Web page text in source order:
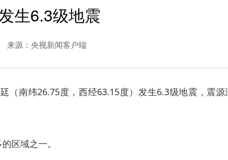
生6.3级地震
来源： 央视新闻客户端
（南纬26.75度，西经63.15度）发生6.3级地震，震源
区域之一。